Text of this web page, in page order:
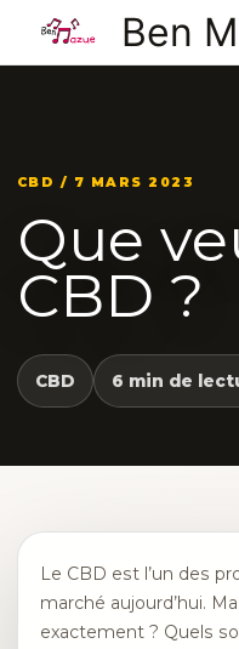
contenu
Ben
CBD / 7 MARS 2023
Que
CBD ?
CBD 6 min de
Le CBD est l’un des
marché aujourd’hui.
exactement ? Quels